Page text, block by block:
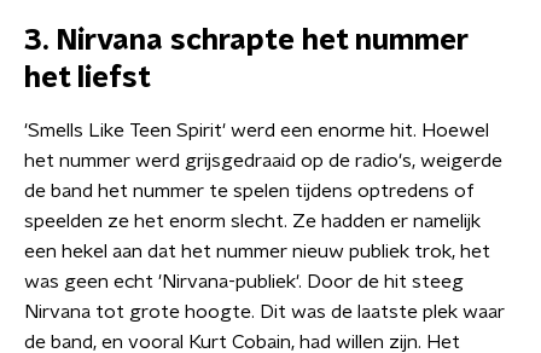
3. Nirvana schrapte het nummer
het liefst
'Smells Like Teen Spirit' werd een enorme hit. Hoewel
het nummer werd grijsgedraaid op de radio's, weigerde
de band het nummer te spelen tijdens optredens of
speelden ze het enorm slecht. Ze hadden er namelijk
een hekel aan dat het nummer nieuw publiek trok, het
was geen echt 'Nirvana-publiek'. Door de hit steeg
Nirvana tot grote hoogte. Dit was de laatste plek waar
de band, en vooral Kurt Cobain, had willen zijn. Het